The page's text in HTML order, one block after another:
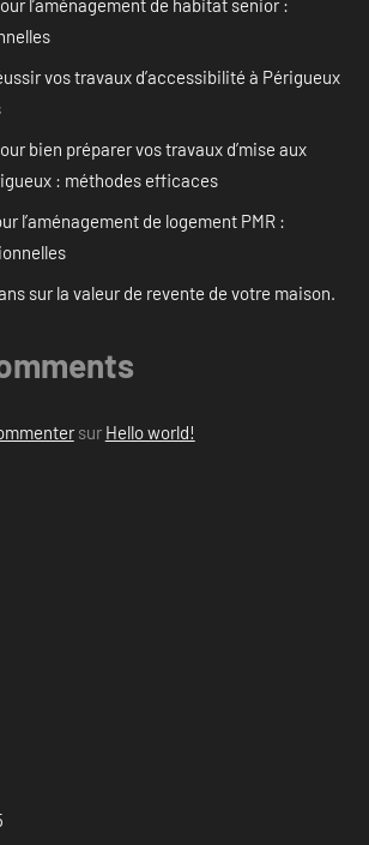
l’aménagement de habitat senior :
vos travaux d’accessibilité à Périgueux
bien préparer vos travaux d’mise aux
: méthodes efficaces
l’aménagement de logement PMR :
sur la valeur de revente de votre maison.
sur Hello world!